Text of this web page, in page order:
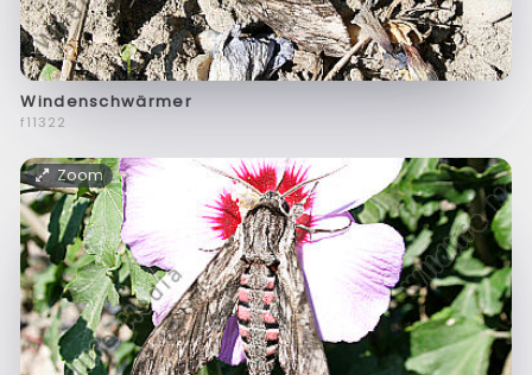
Windenschwärmer
f11322
Zoom